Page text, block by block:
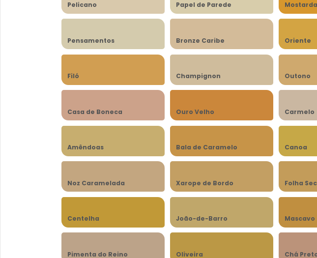
Pelicano Papel de Parede
Pensamentos Bronze Caribe Oriente
Filó Champignon Outono
Casa de Boneca Ouro Velho Carmelo
Amêndoas Bala de Caramelo Canoa
Noz Caramelada Xarope de Bordo Folha
Centelha João-de-Barro Mascavo
Pimenta do Reino Oliveira Chá